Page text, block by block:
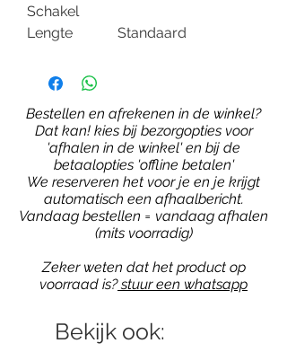
Schakel
Lengte Standaard
Bestellen en afrekenen in de winkel?
Dat kan! kies bij bezorgopties voor
'afhalen in de winkel' en bij de
betaalopties 'offline betalen'
We reserveren het voor je en je krijgt
automatisch een afhaalbericht.
Vandaag bestellen = vandaag afhalen
(mits voorradig)
Zeker weten dat het product op
voorraad is?stuur een whatsapp
Bekijk ook: